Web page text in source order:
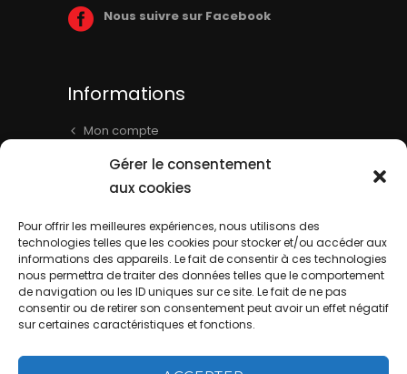
Gérer le consentement
aux cookies
Pour offrir les meilleures expériences, nous utilisons des
technologies telles que les cookies pour stocker et/ou accéder aux
informations des appareils. Le fait de consentir à ces technologies
nous permettra de traiter des données telles que le comportement
de navigation ou les ID uniques sur ce site. Le fait de ne pas
consentir ou de retirer son consentement peut avoir un effet négatif
sur certaines caractéristiques et fonctions.
Nous suivre sur Facebook
Informations
Mon compte
Panier
Livraison & Informations
Conditions générales
Contact